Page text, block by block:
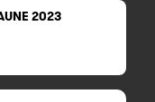
2023